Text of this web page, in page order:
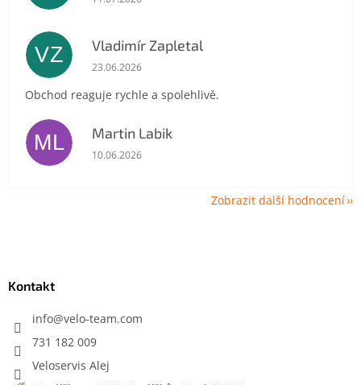
VZ Vladimír Zapletal
Hodnocení obchodu je 5 z 5 hvězdiček.
23.06.2026
Obchod reaguje rychle a spolehlivě.
ML Martin Labik
Hodnocení obchodu je 5 z 5 hvězdiček.
10.06.2026
Zobrazit další hodnocení
Kontakt
info@velo-team.com
731 182 009
Veloservis Alej